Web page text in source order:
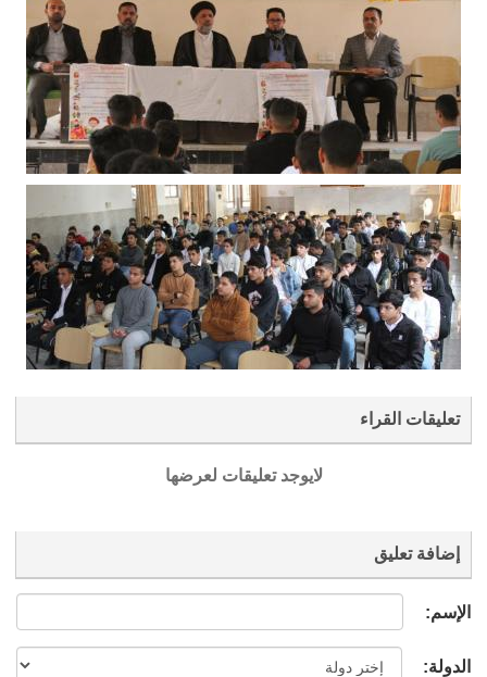
تعليقات القراء
لايوجد تعليقات لعرضها
إضافة تعليق
الإسم:
الدولة: